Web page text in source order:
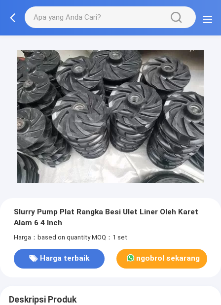
Slurry Pump Plat Rangka Besi Ulet Liner Oleh Karet
Alam 6 4 Inch
Harga：based on quantity MOQ：1 set
Harga terbaik ngobrol sekarang
Deskripsi Produk